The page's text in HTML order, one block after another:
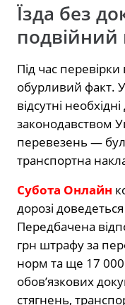
Їзда без
Під час
обурливий факт.
відсутні
законодавством
перевезень —
транспортна
Субота Онлайн
дорозі
Передбачена
грн штрафу за
норм та ще 17 000
обов’язкових
стягнень,